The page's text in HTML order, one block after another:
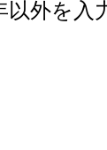
外を